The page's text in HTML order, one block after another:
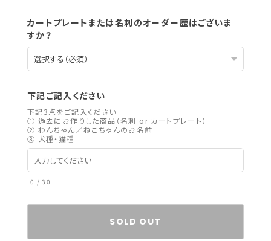
カートプレートまたは名刺のオーダー歴はございま
すか？
下記ご記入ください
下記3点をご記入ください
① 過去にお作りした商品（名刺 or カートプレート）
② わんちゃん／ねこちゃんのお名前
③ 犬種・猫種
0 /30
SOLD OUT